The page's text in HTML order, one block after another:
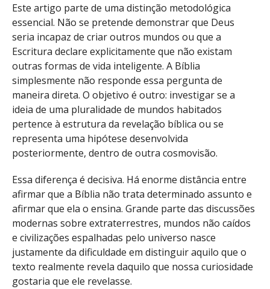
Este artigo parte de uma distinção metodológica
essencial. Não se pretende demonstrar que Deus
seria incapaz de criar outros mundos ou que a
Escritura declare explicitamente que não existam
outras formas de vida inteligente. A Bíblia
simplesmente não responde essa pergunta de
maneira direta. O objetivo é outro: investigar se a
ideia de uma pluralidade de mundos habitados
pertence à estrutura da revelação bíblica ou se
representa uma hipótese desenvolvida
posteriormente, dentro de outra cosmovisão.
Essa diferença é decisiva. Há enorme distância entre
afirmar que a Bíblia não trata determinado assunto e
afirmar que ela o ensina. Grande parte das discussões
modernas sobre extraterrestres, mundos não caídos
e civilizações espalhadas pelo universo nasce
justamente da dificuldade em distinguir aquilo que o
texto realmente revela daquilo que nossa curiosidade
gostaria que ele revelasse.